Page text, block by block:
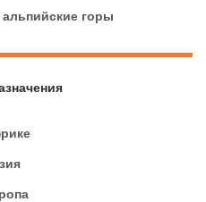
горы